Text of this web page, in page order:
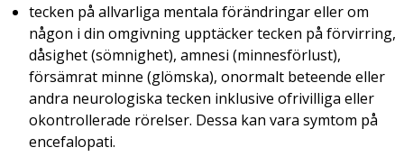
tecken på allvarliga mentala förändringar eller om
någon i din omgivning upptäcker tecken på förvirring,
dåsighet (sömnighet), amnesi (minnesförlust),
försämrat minne (glömska), onormalt beteende eller
andra neurologiska tecken inklusive ofrivilliga eller
okontrollerade rörelser. Dessa kan vara symtom på
encefalopati.